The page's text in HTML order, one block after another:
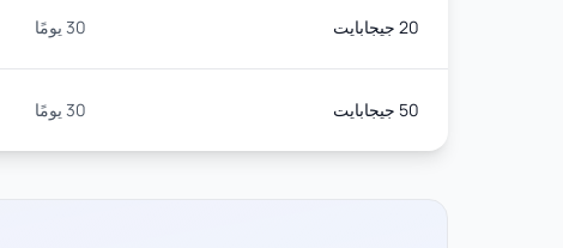
20 جيجابايت 30 يومًا
50 جيجابايت 30 يومًا